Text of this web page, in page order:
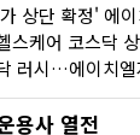
상단 확정' 에
용사 열전